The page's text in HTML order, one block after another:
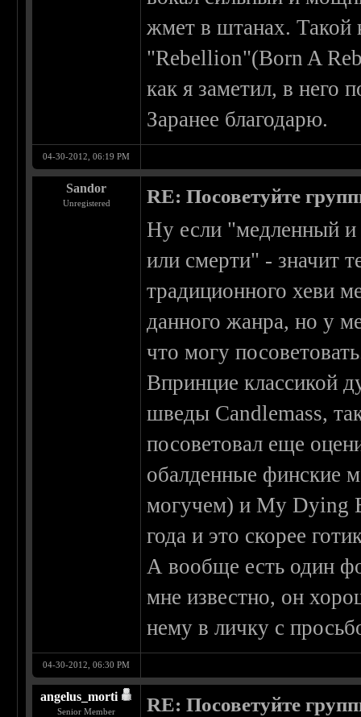
жмет в штанах.
"Rebellion"(Born A
как я заметил, в него
Заранее благодарю.
04-30-2012, 06:19 PM
Sandor
Unregistered RE: Посоветуйте
Ну если "медленный и
или смерти" - значит
традиционного хеви
данного жанра, но у
что могу
Впринцие классикой
шведы Candlemass,
посоветовал еще
обалденные финские
могучем) и My Dying
года и это скорее
А вообще есть один
мне известно, он
нему в личку с
04-30-2012, 06:30 PM
angelus_morti
Senior Member RE: Посоветуйте